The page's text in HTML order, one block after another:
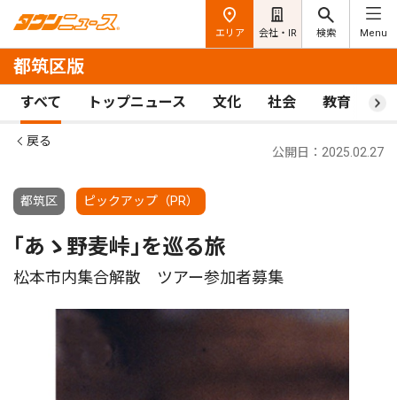
エリア 会社・IR 検索 Menu
都筑区版
すべて トップニュース 文化 社会 教育 ス
戻る
都筑区 ピックアップ（PR）
公開日：2025.02.27
｢あゝ野麦峠｣を巡る旅
松本市内集合解散 ツアー参加者募集